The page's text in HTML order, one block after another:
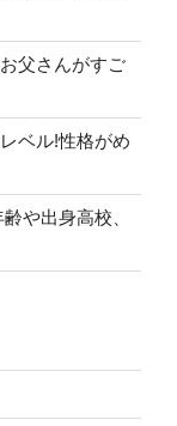
父さんがすご
ベル!性格がめ
や出身高校、